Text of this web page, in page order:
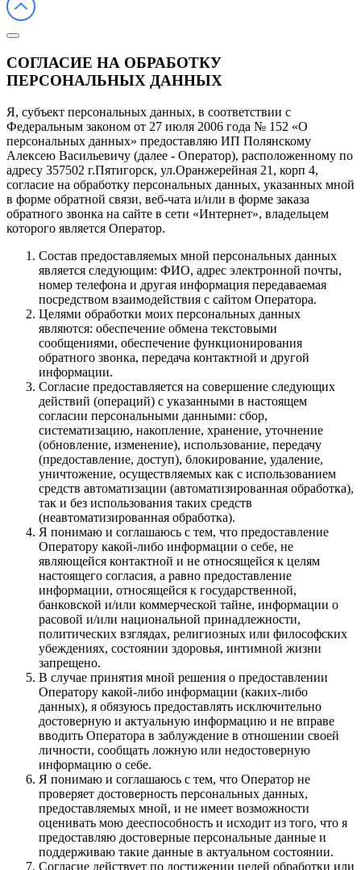
СОГЛАСИЕ НА ОБРАБОТКУ
ПЕРСОНАЛЬНЫХ ДАННЫХ
Я, субъект персональных данных, в соответствии с
Федеральным законом от 27 июля 2006 года № 152 «О
персональных данных» предоставляю ИП Полянскому
Алексею Васильевичу (далее - Оператор), расположенному по
адресу 357502 г.Пятигорск, ул.Оранжерейная 21, корп 4,
согласие на обработку персональных данных, указанных мной
в форме обратной связи, веб-чата и/или в форме заказа
обратного звонка на сайте в сети «Интернет», владельцем
которого является Оператор.
Состав предоставляемых мной персональных данных
является следующим: ФИО, адрес электронной почты,
номер телефона и другая информация передаваемая
посредством взаимодействия с сайтом Оператора.
Целями обработки моих персональных данных
являются: обеспечение обмена текстовыми
сообщениями, обеспечение функционирования
обратного звонка, передача контактной и другой
информации.
Согласие предоставляется на совершение следующих
действий (операций) с указанными в настоящем
согласии персональными данными: сбор,
систематизацию, накопление, хранение, уточнение
(обновление, изменение), использование, передачу
(предоставление, доступ), блокирование, удаление,
уничтожение, осуществляемых как с использованием
средств автоматизации (автоматизированная обработка),
так и без использования таких средств
(неавтоматизированная обработка).
Я понимаю и соглашаюсь с тем, что предоставление
Оператору какой-либо информации о себе, не
являющейся контактной и не относящейся к целям
настоящего согласия, а равно предоставление
информации, относящейся к государственной,
банковской и/или коммерческой тайне, информации о
расовой и/или национальной принадлежности,
политических взглядах, религиозных или философских
убеждениях, состоянии здоровья, интимной жизни
запрещено.
В случае принятия мной решения о предоставлении
Оператору какой-либо информации (каких-либо
данных), я обязуюсь предоставлять исключительно
достоверную и актуальную информацию и не вправе
вводить Оператора в заблуждение в отношении своей
личности, сообщать ложную или недостоверную
информацию о себе.
Я понимаю и соглашаюсь с тем, что Оператор не
проверяет достоверность персональных данных,
предоставляемых мной, и не имеет возможности
оценивать мою дееспособность и исходит из того, что я
предоставляю достоверные персональные данные и
поддерживаю такие данные в актуальном состоянии.
Согласие действует по достижении целей обработки или